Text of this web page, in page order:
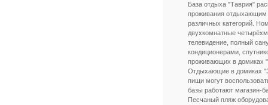
База отдыха "Таврия"
проживания отдыхающим
различных категорий.
двухкомнатные
телевидение, полный
кондиционерами,
проживающих в домиках
Отдыхающие в домиках
пищи могут
базы работают магазин-
Песчаный пляж